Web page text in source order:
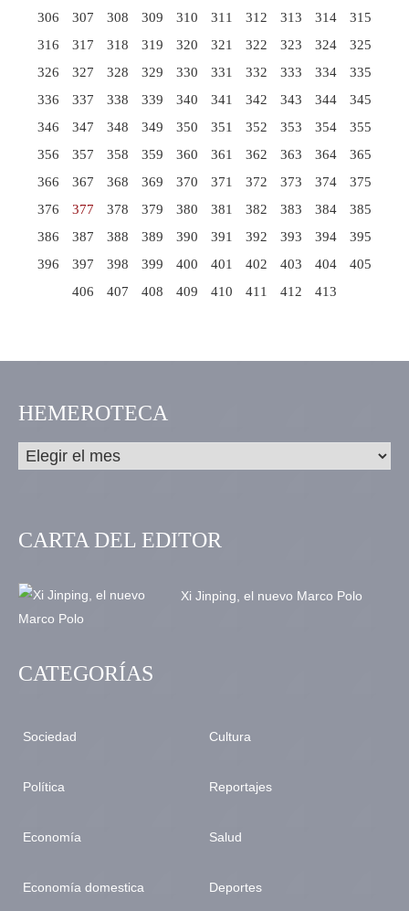
306
307 308 309 310 311 312 313 314
315
316
317 318 319 320 321 322 323 324
325
326
327 328 329 330 331 332 333 334
335
336
337 338 339 340 341 342 343 344
345
346
347 348 349 350 351 352 353 354
355
356
357 358 359 360 361 362 363 364
365
366
367 368 369 370 371 372 373 374
375
376
377 378 379 380 381 382 383 384
385
386
387 388 389 390 391 392 393 394
395
396
397 398 399 400 401 402 403 404
405
406
407 408 409 410 411 412 413
HEMEROTECA
CARTA DEL EDITOR
Xi Jinping, el nuevo Marco Polo
CATEGORÍAS
Sociedad
Política
Economía
Economía domestica
Cultura
Reportajes
Salud
Deportes